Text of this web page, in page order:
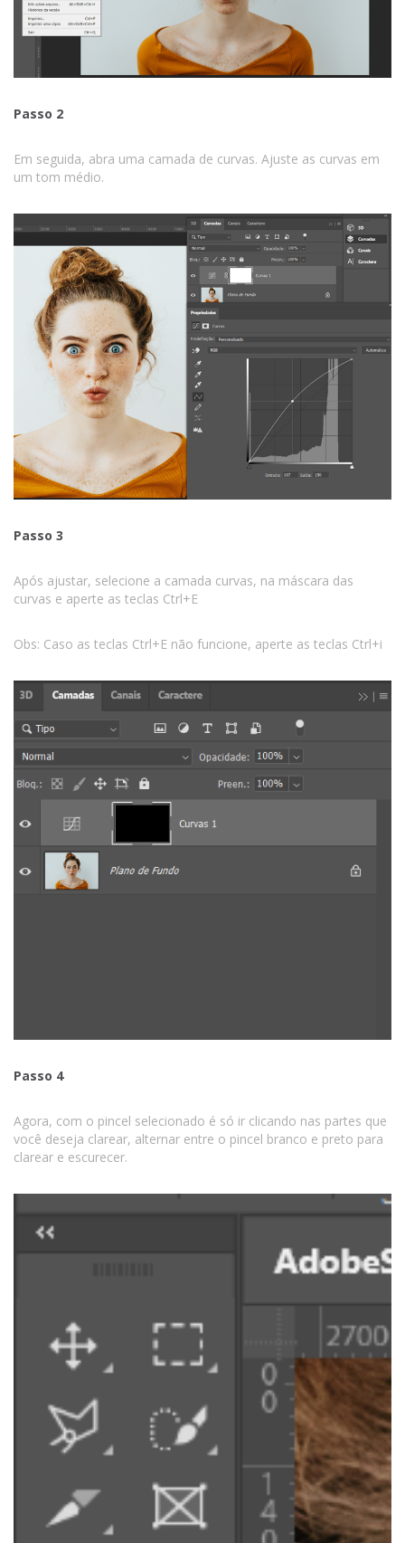
Passo 2
Em seguida, abra uma camada de curvas. Ajuste as curvas em
um tom médio.
Passo 3
Após ajustar, selecione a camada curvas, na máscara das
curvas e aperte as teclas Ctrl+E
Obs: Caso as teclas Ctrl+E não funcione, aperte as teclas Ctrl+i
Passo 4
Agora, com o pincel selecionado é só ir clicando nas partes que
você deseja clarear, alternar entre o pincel branco e preto para
clarear e escurecer.